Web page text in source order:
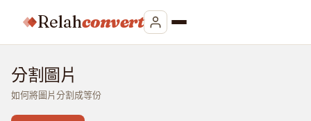
Relahconvert
分割圖片
如何將圖片分割成等份